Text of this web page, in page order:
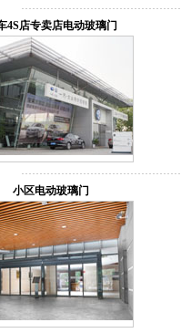
4S店专卖店电动玻璃门
小区电动玻璃门